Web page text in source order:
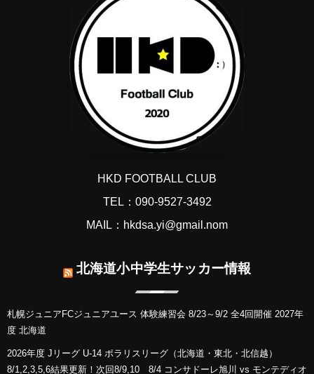
HKD FOOTBALL CLUB
TEL：090-9527-3492
MAIL：hkdsa.yi@gmail.nom
北海道小中学生サッカー情報
札幌ジュニアFCジュニアユース 体験練習会 8/23～9/2 全4回開催 2027年
度 北海道
2026年度 Jリーグ U-14 ポラリスリーグ（北海道・東北・北信越）
8/1,2,3,5,6結果更新！次回8/9,10 8/4 コンサドーレ旭川 vs モンテディオ